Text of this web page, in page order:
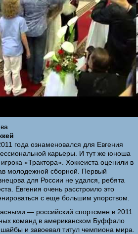
года ознаменовался для Евгения
карьеры. И тут же юноша
«Трактора». Хоккеиста оценили в
молодежной сборной. Первый
для России не удался, ребята
Евгения очень расстроило это
с еще большим упорством.
— российский спортсмен в 2011
команд в американском Буффало
и завоевал титул чемпиона мира.